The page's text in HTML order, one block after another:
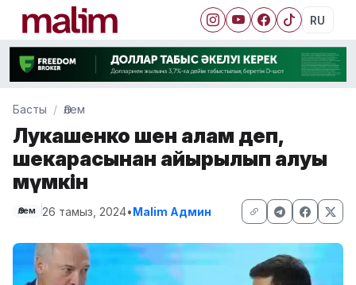
RU
Басты Әлем
Лукашенко шен алам деп,
шекарасынан айырылып қалуы
мүмкін
Әлем 26 тамыз, 2024•Malim Админ